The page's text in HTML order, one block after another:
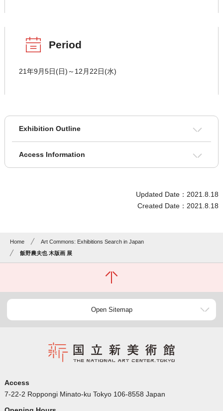
Period
21年9月5日(日)～12月22日(水)
Exhibition Outline
Access Information
Updated Date：2021.8.18
Created Date：2021.8.18
Home
Art Commons: Exhibitions Search in Japan
飯野農夫也 木版画 展
Open Sitemap
Access
7-22-2 Roppongi Minato-ku Tokyo 106-8558 Japan